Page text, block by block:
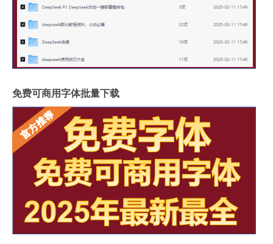
免费可商用字体批量下载